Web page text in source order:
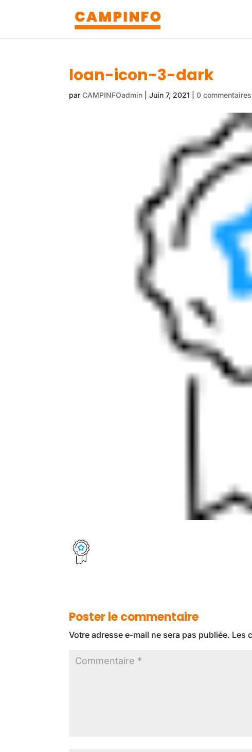
loan-icon-3-dark
parCAMPINFOadmin |Juin 7, 2021 |0 commentaires
Poster le commentaire
Votre adresse e-mail ne sera pas publiée. Les